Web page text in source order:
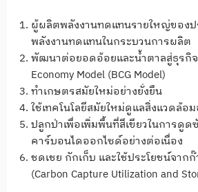
ผู้ผลิตพลังงานทดแทนรายใหญ่ของป
พลังงานทดแทนในกระบวนการผลิต
พัฒนาต่อยอดอ้อยและน้ำตาลสู่ธุรกิจ
Economy Model (BCG Model)
ทำเกษตรสมัยใหม่อย่างยั่งยืน
ใช้เทคโนโลยีสมัยใหม่ดูแลสิ่งแวดล้อ
ปลูกป่าเพื่อเพิ่มพื้นที่สีเขียวในการดูด
คาร์บอนไดออกไซด์อย่างต่อเนื่อง
ชดเชย กักเก็บ และใช้ประโยชน์จาก
(Carbon Capture Utilization and